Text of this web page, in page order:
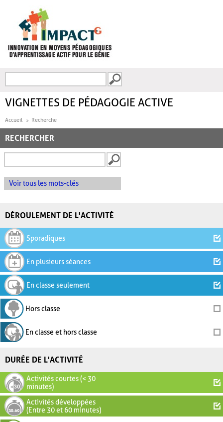
FORMULAIRE DE
VIGNETTES DE PÉDAGOGIE ACTIVE
Accueil Recherche
RECHERCHER
Voir tous les mots-clés
DÉROULEMENT DE L'ACTIVITÉ
Sporadiques
En plusieurs séances
En classe seulement
Hors classe
En classe et hors classe
DURÉE DE L'ACTIVITÉ
Activités courtes (< 30
minutes)
Activités développées
(Entre 30 et 60 minutes)